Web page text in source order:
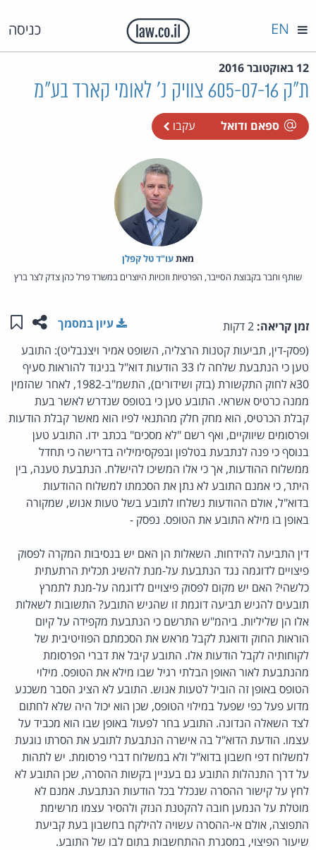
כניסה EN
12 באוקטובר 2016
ת"ק 605-07-16 צוויק נ' לאומי קארד בע"מ
ספאם ודואל עקבו
מאת‏עו"ד טל קפלן
שותף וחבר בקבוצת הסייבר, הפרטיות וזכויות היוצרים במשרד פרל כהן צדק לצר ברץ
זמן קריאה: שתפו
עיון במסמך
(פסק-דין, תביעות קטנות הרצליה, השופט אמיר ויצנבליט): התובע
טען כי הנתבעת שלחה לו 33 הודעות דוא"ל בניגוד להוראות סעיף
30א לחוק התקשורת (בזק ושידורים), התשמ"ב-1982, לאחר שהזמין
ממנה כרטיס אשראי. התובע טען כי בטופס שנדרש לאשר בעת
קבלת הכרטיס, הוא מחק חלק מהתנאי לפיו הוא מאשר קבלת הודעות
ופרסומים שיווקיים, ואף רשם "לא מסכים" בכתב ידו. התובע טען
בנוסף כי פנה לנתבעת בטלפון ובפקסימיליה בדרישה כי תחדל
ממשלוח ההודעות, אך כי אלו המשיכו להישלח. הנתבעת טענה, בין
היתר, כי אמנם התובע לא נתן את הסכמתו למשלוח ההודעות
בדוא"ל, אולם ההודעות נשלחו לתובע בשל טעות אנוש, שמקורה
באופן בו מילא התובע את הטופס. נפסק -
דין התביעה להידחות. השאלות הן האם יש בנסיבות המקרה לפסוק
פיצויים לדוגמה נגד הנתבעת על-מנת להשיג תכלית הרתעתית
כלשהי? האם יש מקום לפסוק פיצויים לדוגמה על-מנת לתמרץ
תובעים להגיש תביעה דוגמת זו שהגיש התובע? התשובות לשאלות
אלו הן שליליות. ביהמ"ש התרשם כי הנתבעת מקפידה על קיום
הוראות החוק ודואגת לקבל מראש את הסכמתם הפוזיטיבית של
לקוחותיה לקבל הודעות אלו. התובע קיבל את דברי הפרסומת
מהנתבעת לאור האופן הבלתי רגיל שבו מילא את הטופס. מילוי
הטופס באופן זה הוביל לטעות אנוש. התובע לא הציג הסבר משכנע
מדוע פעל כפי שפעל במילוי הטופס, שכן הוא יכול היה שלא לחתום
לצד השאלה הנדונה. התובע בחר לפעול באופן שבו הוא מכביד על
עצמו. הודעת הדוא"ל בה אישרה הנתבעת לתובע את הסרתו נוגעת
למשלוח דפי חשבון בדוא"ל ולא במשלוח דברי פרסומת. יש לתהות
על דרך התנהלות התובע גם בעניין בקשות ההסרה, שכן התובע לא
לחץ על קישור ההסרה שנכלל בכל הודעות הנתבעת. אמנם לא
מוטלת על הנמען חובה להקטנת הנזק ולהסיר עצמו מרשימת
התפוצה, אולם אי-ההסרה עשויה להילקח בחשבון בעת קביעת
שיעור הפיצוי, במסגרת ההתחשבות בתום לבו של התובע.